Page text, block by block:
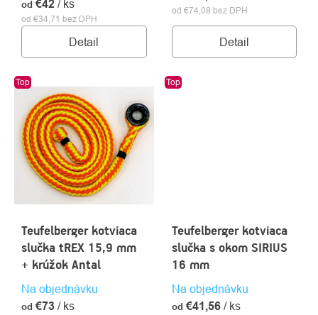
od €34,71 bez DPH
od €42 / ks
Detail
od €74,08 bez DPH
Detail
Top
Teufelberger kotviaca
slučka tREX 15,9 mm
+ krúžok Antal
Na objednávku
od €73 / ks
Top
Teufelberger kotviaca
slučka s okom SIRIUS
16 mm
Na objednávku
od €41,56 / ks